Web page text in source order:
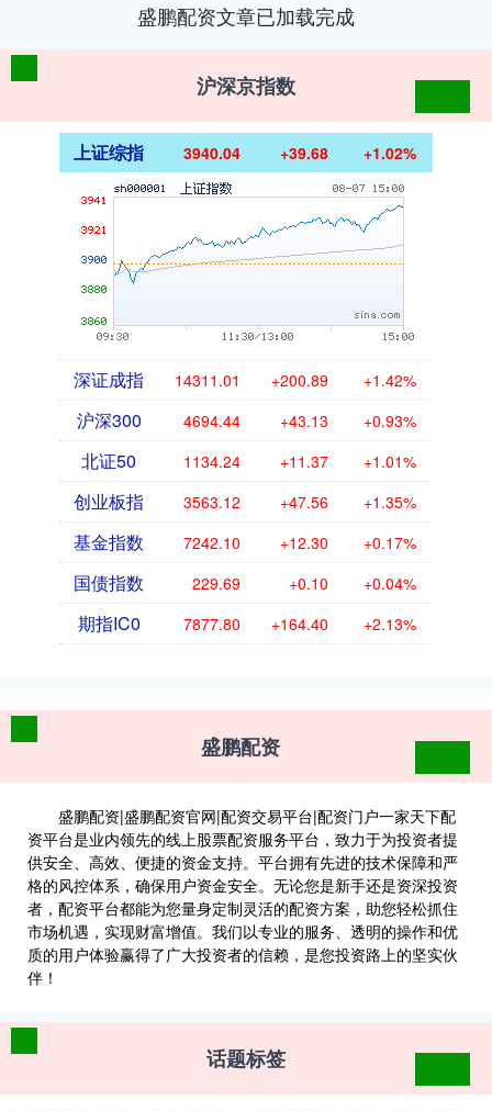
盛鹏配资文章已加载完成
沪深京指数
上证综指 3940.04 +39.68 +1.02%
深证成指 14311.01 +200.89 +1.42%
沪深300 4694.44 +43.13 +0.93%
北证50 1134.24 +11.37 +1.01%
创业板指 3563.12 +47.56 +1.35%
基金指数 7242.10 +12.30 +0.17%
国债指数 229.69 +0.10 +0.04%
期指IC0 7877.80 +164.40 +2.13%
盛鹏配资
盛鹏配资|盛鹏配资官网|配资交易平台|配资门户一家天下配
资平台是业内领先的线上股票配资服务平台，致力于为投资者提
供安全、高效、便捷的资金支持。平台拥有先进的技术保障和严
格的风控体系，确保用户资金安全。无论您是新手还是资深投资
者，配资平台都能为您量身定制灵活的配资方案，助您轻松抓住
市场机遇，实现财富增值。我们以专业的服务、透明的操作和优
质的用户体验赢得了广大投资者的信赖，是您投资路上的坚实伙
伴！
话题标签